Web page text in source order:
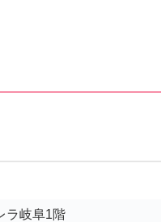
ラ岐阜1階